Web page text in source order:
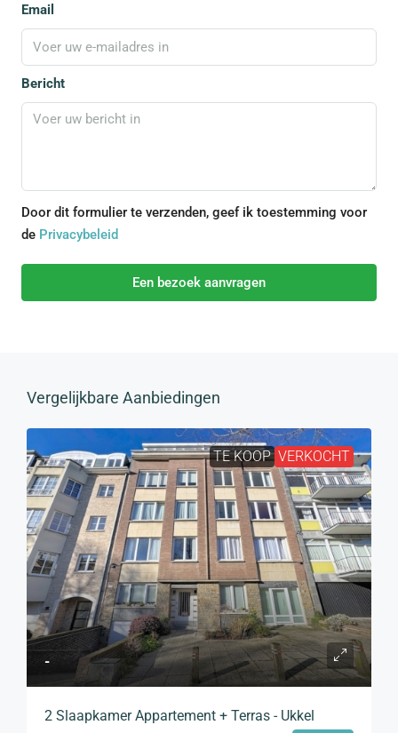
Email
Bericht
Door dit formulier te verzenden, geef ik toestemming voor
de Privacybeleid
Een bezoek aanvragen
Vergelijkbare Aanbiedingen
TE KOOP VERKOCHT
-
2 Slaapkamer Appartement + Terras - Ukkel